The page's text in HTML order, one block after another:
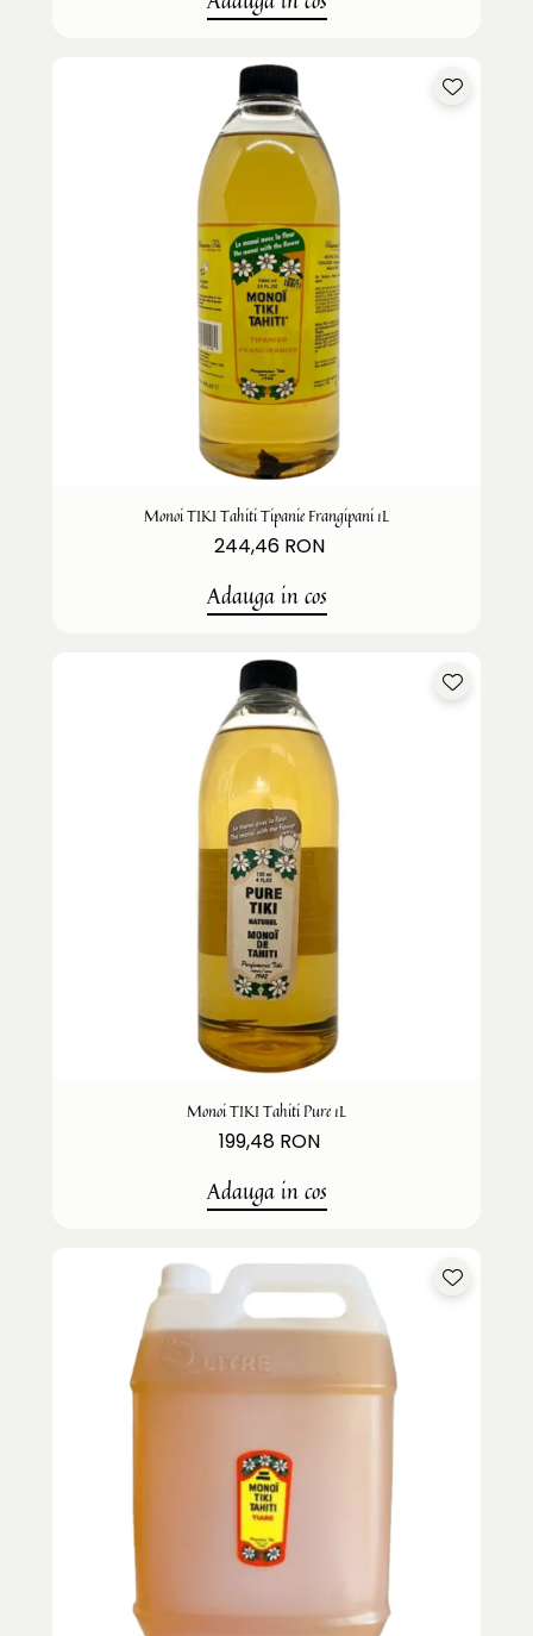
Monoi TIKI Tahiti Tipanie Frangipani 1L
244,46 RON
Adauga in cos
Monoi TIKI Tahiti Pure 1L
199,48 RON
Adauga in cos